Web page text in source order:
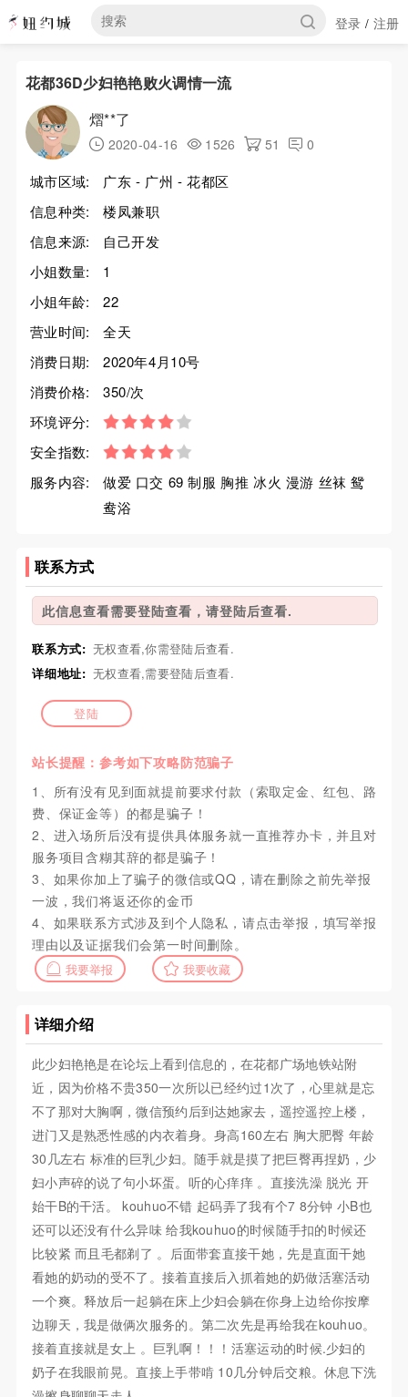
登录 / 注册
花都36D少妇艳艳败火调情一流
熠**了
2020-04-16 1526 51 0
城市区域:
广东 - 广州 - 花都区
信息种类:
楼凤兼职
信息来源:
自己开发
小姐数量:
1
小姐年龄:
22
营业时间:
全天
消费日期:
2020年4月10号
消费价格:
350/次
环境评分:
安全指数:
服务内容:
做爱 口交 69 制服 胸推 冰火 漫游 丝袜 鸳
鸯浴
联系方式
此信息查看需要登陆查看，请登陆后查看.
联系方式: 无权查看,你需登陆后查看.
详细地址: 无权查看,需要登陆后查看.
登陆
站长提醒：参考如下攻略防范骗子
1、所有没有见到面就提前要求付款（索取定金、红包、路
费、保证金等）的都是骗子！
2、进入场所后没有提供具体服务就一直推荐办卡，并且对
服务项目含糊其辞的都是骗子！
3、如果你加上了骗子的微信或QQ，请在删除之前先举报
一波，我们将返还你的金币
4、如果联系方式涉及到个人隐私，请点击举报，填写举报
理由以及证据我们会第一时间删除。
我要举报 我要收藏
详细介绍
此少妇艳艳是在论坛上看到信息的，在花都广场地铁站附
近，因为价格不贵350一次所以已经约过1次了，心里就是忘
不了那对大胸啊，微信预约后到达她家去，遥控遥控上楼，
进门又是熟悉性感的内衣着身。身高160左右 胸大肥臀 年龄
30几左右 标准的巨乳少妇。随手就是摸了把巨臀再捏奶，少
妇小声碎的说了句小坏蛋。听的心痒痒 。直接洗澡 脱光 开
始干B的干活。 kouhuo不错 起码弄了我有个7 8分钟 小B也
还可以还没有什么异味 给我kouhuo的时候随手扣的时候还
比较紧 而且毛都剃了 。后面带套直接干她，先是直面干她
看她的奶动的受不了。接着直接后入抓着她的奶做活塞活动
一个爽。释放后一起躺在床上少妇会躺在你身上边给你按摩
边聊天，我是做俩次服务的。第二次先是再给我在kouhuo。
接着直接就是女上 。巨乳啊！！！活塞运动的时候.少妇的
奶子在我眼前晃。直接上手带啃 10几分钟后交粮。休息下洗